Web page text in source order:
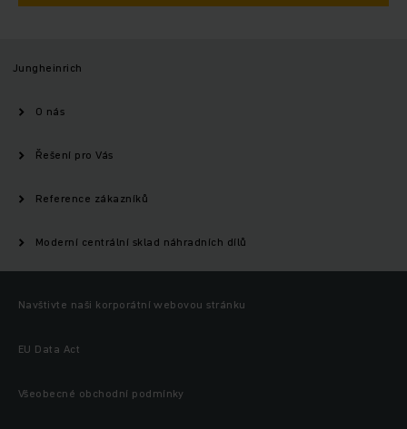
Jungheinrich
O nás
Řešení pro Vás
Reference zákazníků
Moderní centrální sklad náhradních dílů
Navštivte naši korporátní webovou stránku
EU Data Act
Všeobecné obchodní podmínky